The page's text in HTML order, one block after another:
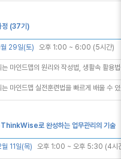
정 (37기)
29일(토) 오후 1:00 ~ 6:00 (5시간)
마인드맵의 원리와 작성법, 생활속 활용
마인드맵 실전훈련법을 빠르게 배울 수
로 완성하는 업무관리의 기술
11일(목) 오후 1:00 ~ 오후 5:30 (4시